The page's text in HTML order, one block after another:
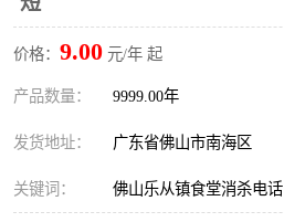
价格： 9.00 元/年 起
产品数量： 9999.00年
发货地址： 广东省佛山市南海区
关键词： 佛山乐从镇食堂消杀电话